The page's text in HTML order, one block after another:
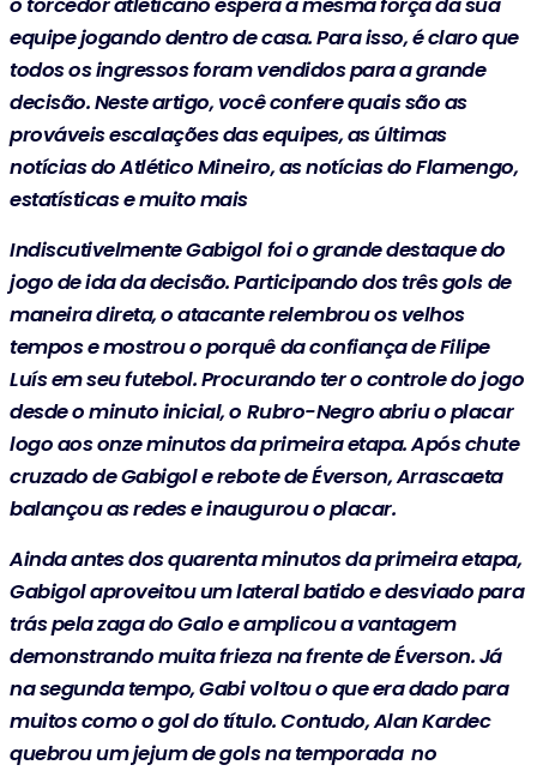
o torcedor atleticano espera a mesma força da sua
equipe jogando dentro de casa. Para isso, é claro que
todos os ingressos foram vendidos para a grande
decisão. Neste artigo, você confere quais são as
prováveis escalações das equipes, as últimas
notícias do Atlético Mineiro, as notícias do Flamengo,
estatísticas e muito mais
Indiscutivelmente Gabigol foi o grande destaque do
jogo de ida da decisão. Participando dos três gols de
maneira direta, o atacante relembrou os velhos
tempos e mostrou o porquê da confiança de Filipe
Luís em seu futebol. Procurando ter o controle do jogo
desde o minuto inicial, o Rubro-Negro abriu o placar
logo aos onze minutos da primeira etapa. Após chute
cruzado de Gabigol e rebote de Éverson, Arrascaeta
balançou as redes e inaugurou o placar.
Ainda antes dos quarenta minutos da primeira etapa,
Gabigol aproveitou um lateral batido e desviado para
trás pela zaga do Galo e amplicou a vantagem
demonstrando muita frieza na frente de Éverson. Já
na segunda tempo, Gabi voltou o que era dado para
muitos como o gol do título. Contudo, Alan Kardec
quebrou um jejum de gols na temporada no